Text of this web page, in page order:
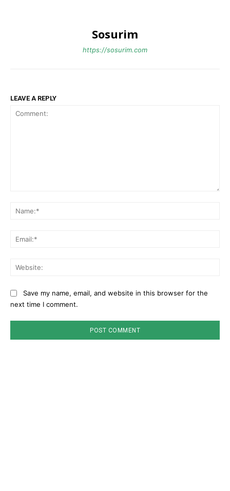
Sosurim
https://sosurim.com
LEAVE A REPLY
Save my name, email, and website in this browser for the
next time I comment.